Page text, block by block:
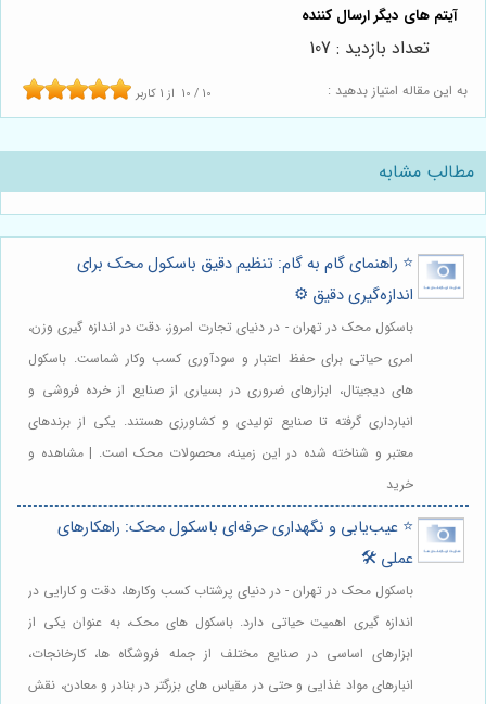
به این مقاله امتیاز بدهید : 10 / 10 از 1 کاربر
تعداد بازدید : 107
مطالب مشابه
⭐️ راهنمای گام به گام: تنظیم دقیق باسکول محک برای
اندازه‌گیری دقیق ⚙️
باسکول محک در تهران - در دنیای تجارت امروز، دقت در اندازه گیری وزن،
امری حیاتی برای حفظ اعتبار و سودآوری کسب وکار شماست. باسکول
های دیجیتال، ابزارهای ضروری در بسیاری از صنایع از خرده فروشی و
انبارداری گرفته تا صنایع تولیدی و کشاورزی هستند. یکی از برندهای
معتبر و شناخته شده در این زمینه، محصولات محک است. | مشاهده و
خرید
⭐️ عیب‌یابی و نگهداری حرفه‌ای باسکول محک: راهکارهای
عملی 🛠️
باسکول محک در تهران - در دنیای پرشتاب کسب وکارها، دقت و کارایی در
اندازه گیری اهمیت حیاتی دارد. باسکول های محک، به عنوان یکی از
ابزارهای اساسی در صنایع مختلف از جمله فروشگاه ها، کارخانجات،
انبارهای مواد غذایی و حتی در مقیاس های بزرگتر در بنادر و معادن، نقش